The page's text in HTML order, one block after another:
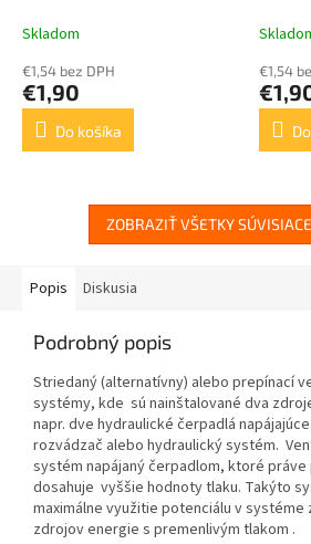
Skladom
€1,54 bez DPH
€1,90
Do košíka
€1,54
ZOBRAZIŤ VŠETKY
Popis Diskusia
Podrobný popis
Striedaný (alternatívny) alebo prepínací
systémy, kde sú nainštalované dva
napr. dve hydraulické čerpadlá
rozvádzač alebo hydraulický systém.
systém napájaný čerpadlom, ktoré práve
dosahuje vyššie hodnotytlaku. Takýto
maximálne využitie potenciálu v systéme
zdrojovenergie s premenlivým tlakom .